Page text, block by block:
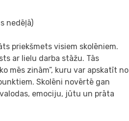
nedēļā)
priekšmets visiem skolēniem.
ar lielu darba stāžu. Tās
mēs zinām”, kuru var apskatīt no
Skolēni novērtē gan
emociju, jūtu un prāta